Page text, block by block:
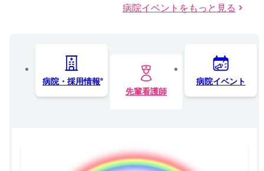
病院イベントをもっと見る
病院・採用情報
先輩看護師
病院イベント